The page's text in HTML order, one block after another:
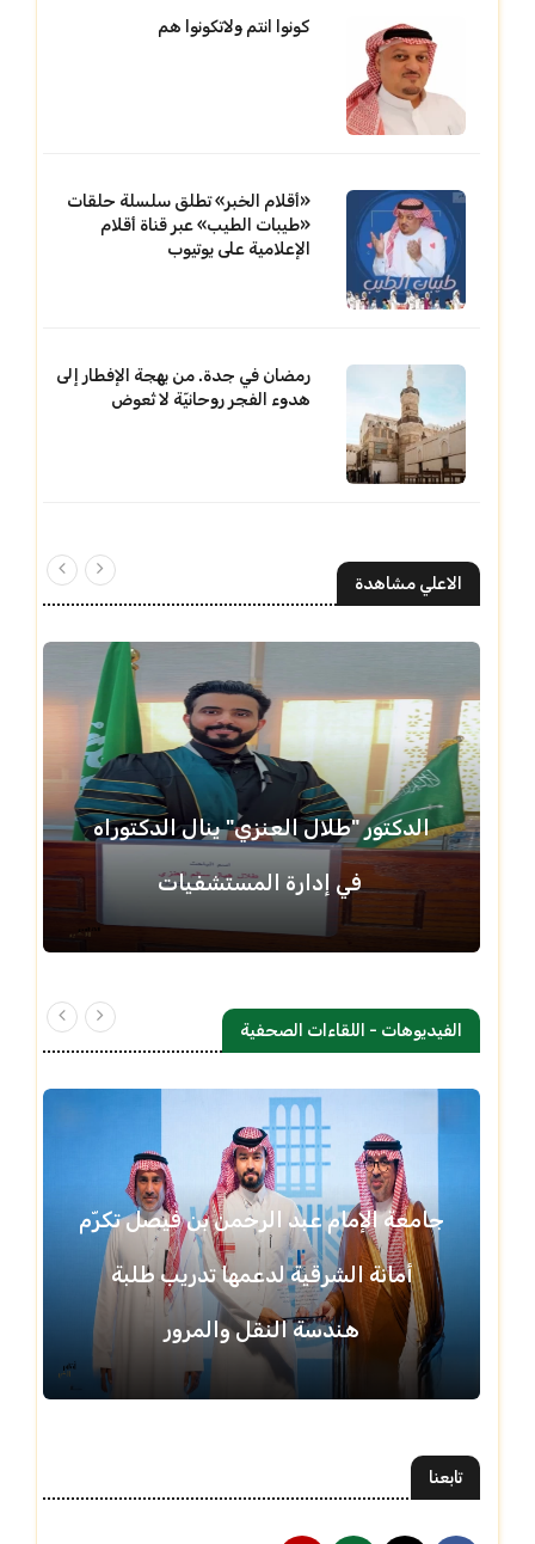
كونوا انتم ولاتكونوا هم
«أقلام الخبر» تطلق سلسلة حلقات
«طيبات الطيب» عبر قناة أقلام
الإعلامية على يوتيوب
رمضان في جدة. من بهجة الإفطار إلى
هدوء الفجر روحانيّة لا تُعوض
الاعلي مشاهدة
الدكتور "طلال العنزي" ينال الدكتوراه
في إدارة المستشفيات
الفيديوهات - اللقاءات الصحفية
جامعة الإمام عبد الرحمن بن فيصل تكرّم
أمانة الشرقية لدعمها تدريب طلبة
هندسة النقل والمرور
تابعنا